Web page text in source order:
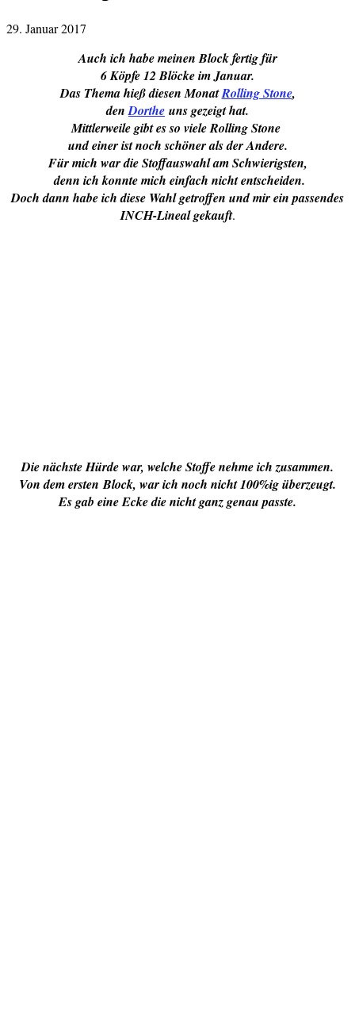
29. Januar 2017
Auch ich habe meinen Block fertig für
6 Köpfe 12 Blöcke im Januar.
Das Thema hieß diesen MonatRolling Stone,
denDorthe uns gezeigt hat.
Mittlerweile gibt es so viele Rolling Stone
und einer ist noch schöner als der Andere.
Für mich war die Stoffauswahl am Schwierigsten,
denn ich konnte mich einfach nicht entscheiden.
Doch dann habe ich diese Wahl getroffen und mir ein passendes
INCH-Lineal gekauft.
Die nächste Hürde war, welche Stoffe nehme ich zusammen.
Von dem erstenBlock, war ich noch nicht 100%ig überzeugt.
Es gab eine Ecke die nicht ganz genau passte.